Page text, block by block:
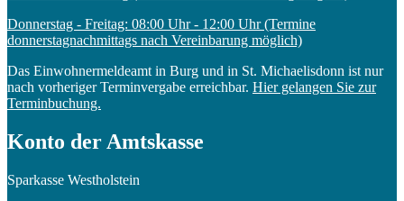
Donnerstag - Freitag: 08:00 Uhr - 12:00 Uhr (Termine
donnerstagnachmittags nach Vereinbarung möglich)
Das Einwohnermeldeamt in Burg und in St. Michaelisdonn ist nur
nach vorheriger Terminvergabe erreichbar. Hier gelangen Sie zur
Terminbuchung.
Konto der Amtskasse
Sparkasse Westholstein